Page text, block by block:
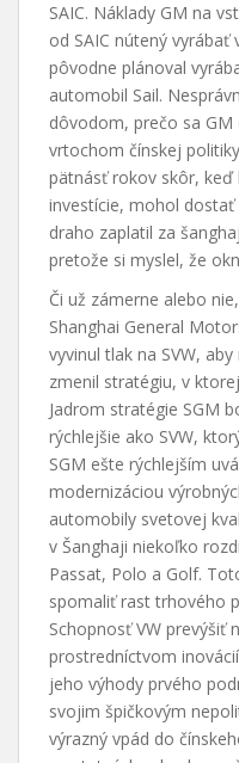
SAIC. Náklady GM na
od SAIC nútený
pôvodne plánoval
automobil Sail.
dôvodom, prečo sa
vrtochom čínskej
pätnásť rokov skôr, keď
investície, mohol dostať
draho zaplatil za
pretože si myslel, že
Či už zámerne alebo
Shanghai General
vyvinul tlak na SVW,
zmenil stratégiu, v
Jadrom stratégie SGM
rýchlejšie ako SVW,
SGM ešte rýchlejším
modernizáciou
automobily svetovej
v Šanghaji niekoľko
Passat, Polo a Golf.
spomaliť rast trhového
Schopnosť VW prevýšiť
prostredníctvom
jeho výhody prvého
svojim špičkovým
výrazný vpád do